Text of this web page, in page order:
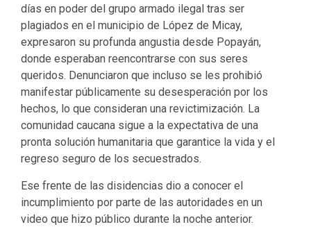
días en poder del grupo armado ilegal tras ser
plagiados en el municipio de López de Micay,
expresaron su profunda angustia desde Popayán,
donde esperaban reencontrarse con sus seres
queridos. Denunciaron que incluso se les prohibió
manifestar públicamente su desesperación por los
hechos, lo que consideran una revictimización. La
comunidad caucana sigue a la expectativa de una
pronta solución humanitaria que garantice la vida y el
regreso seguro de los secuestrados.
Ese frente de las disidencias dio a conocer el
incumplimiento por parte de las autoridades en un
video que hizo público durante la noche anterior.